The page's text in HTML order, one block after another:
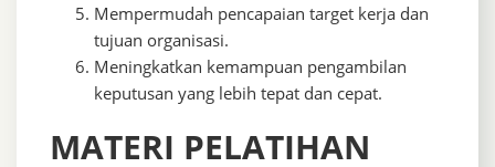
Mempermudah pencapaian target kerja dan
tujuan organisasi.
Meningkatkan kemampuan pengambilan
keputusan yang lebih tepat dan cepat.
MATERI PELATIHAN